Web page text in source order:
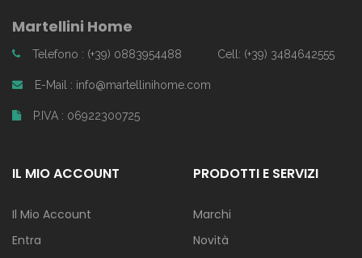
Martellini Home
Telefono : (+39) 0883954488 Cell: (+39) 3484642555
E-Mail : info@martellinihome.com
P.IVA : 06922300725
IL MIO ACCOUNT
Il Mio Account
Entra
PRODOTTI E SERVIZI
Marchi
Novità